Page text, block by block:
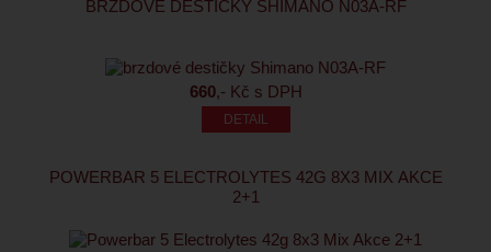
BRZDOVÉ DESTIČKY SHIMANO N03A-RF
660,- Kč s DPH
POWERBAR 5 ELECTROLYTES 42G 8X3 MIX AKCE
2+1